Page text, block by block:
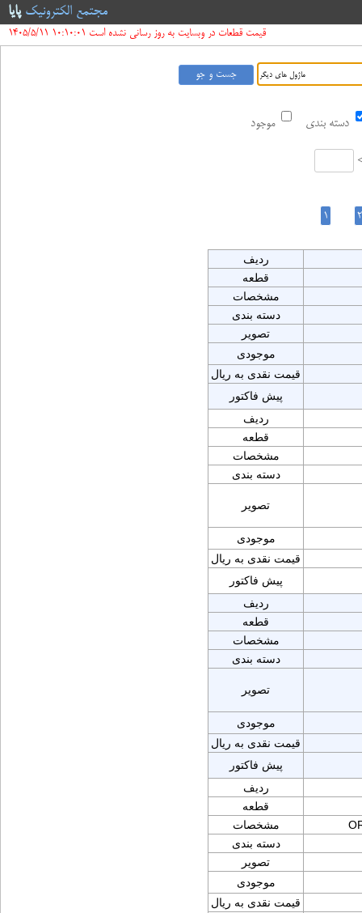
مجتمع الکترونیکپایا
قیمت قطعات در وبسایت به روز رسانی نشده است 10:10:01 1405/5/11
موجود دسته بندی
ردیف
قطعه
مشخصات
دسته بندی
تصویر
موجودی
قیمت نقدی به ریال
پیش فاکتور
ردیف
قطعه
مشخصات
دسته بندی
تصویر
موجودی
قیمت نقدی به ریال
پیش فاکتور
ردیف
قطعه
مشخصات
دسته بندی
تصویر
موجودی
قیمت نقدی به ریال
پیش فاکتور
ردیف
قطعه
مشخصات
دسته بندی
تصویر
موجودی
قیمت نقدی به ریال